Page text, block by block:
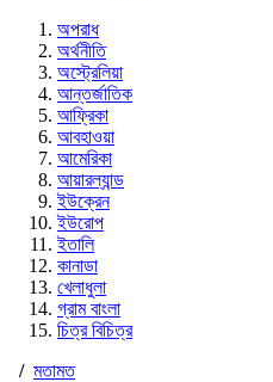
অপরাধ
অর্থনীতি
অস্ট্রেলিয়া
আন্তর্জাতিক
আফ্রিকা
আবহাওয়া
আমেরিকা
আয়ারল্যান্ড
ইউক্রেন
ইউরোপ
ইতালি
কানাডা
খেলাধুলা
গ্রাম বাংলা
চিত্র বিচিত্র
/ মতামত